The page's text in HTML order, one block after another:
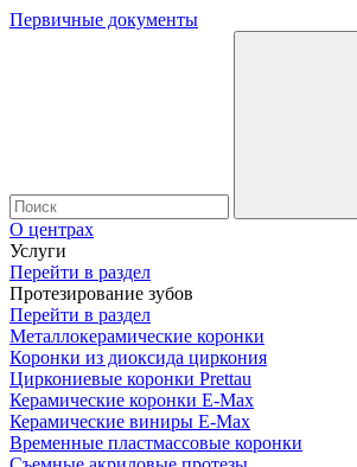
Первичные документы
О центрах
Услуги
Перейти в раздел
Протезирование зубов
Перейти в раздел
Металло­керамические коронки
Коронки из диоксида циркония
Циркониевые коронки Prettau
Керамические коронки E-Max
Керамические виниры E-Max
Временные пластмассовые коронки